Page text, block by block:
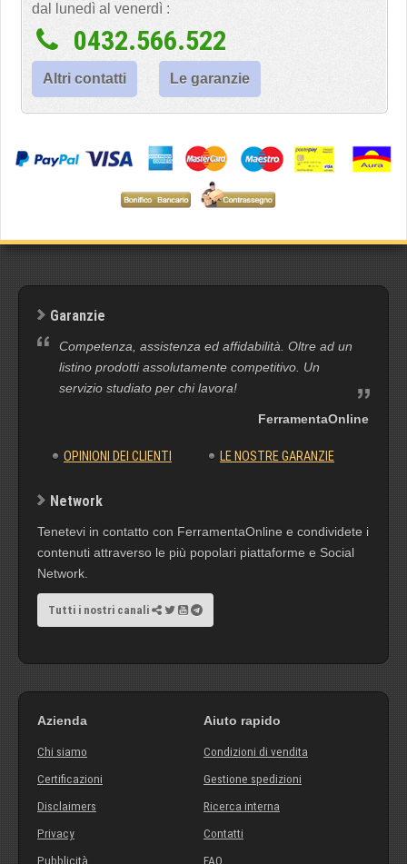
dal lunedì al venerdì :
0432.566.522
Altri contatti Le garanzie
Garanzie
Competenza, assistenza ed affidabilità. Oltre ad un
listino prodotti assolutamente competitivo. Un
servizio studiato per chi lavora!
FerramentaOnline
OPINIONI DEI CLIENTI LE NOSTRE GARANZIE
Network
Tenetevi in contatto con FerramentaOnline e condividete i
contenuti attraverso le più popolari piattaforme e Social
Network.
Tutti i nostri canali
Azienda
Chi siamo
Certificazioni
Disclaimers
Privacy
Pubblicità
Aiuto rapido
Condizioni di vendita
Gestione spedizioni
Ricerca interna
Contatti
FAQ